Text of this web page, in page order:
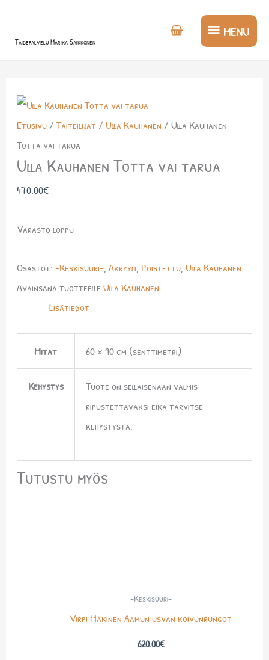
Taidepalvelu Marika Saikkonen
MENU
MENU
Etusivu/ Taiteilijat / Ulla Kauhanen / Ulla Kauhanen
Totta vai tarua
Ulla Kauhanen Totta vai tarua
470.00€
Varasto loppu
Osastot: -Keskisuuri-, Akryyli, Poistettu, Ulla Kauhanen
Avainsana tuotteelle Ulla Kauhanen
Lisätiedot
Mitat 60 × 90 cm (senttimetri)
Kehystys
Tuote on sellaisenaan valmis
ripustettavaksi eikä tarvitse
kehystystä.
Tutustu myös
-Keskisuuri-
Virpi Mäkinen Aamun usvan koivunrungot
620.00€